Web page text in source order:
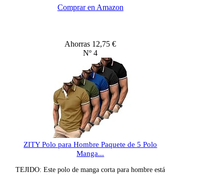
Comprar en Amazon
Ahorras 12,75 €
Nº 4
ZITY Polo para Hombre Paquete de 5 Polo
Manga...
TEJIDO: Este polo de manga corta para hombre está